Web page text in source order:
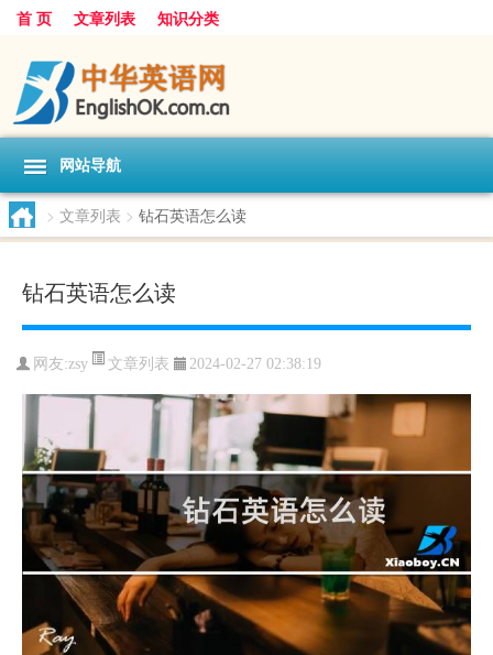
首 页 文章列表 知识分类
网站导航
> 文章列表 > 钻石英语怎么读
钻石英语怎么读
网友:zsy 文章列表 2024-02-27 02:38:19